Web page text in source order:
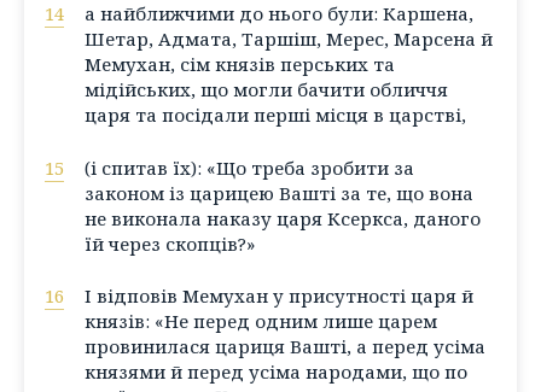
14
а найближчими до нього були: Каршена,
Шетар, Адмата, Таршіш, Мерес, Марсена й
Мемухан, сім князів перських та
мідійських, що могли бачити обличчя
царя та посідали перші місця в царстві,
15
(і спитав їх): «Що треба зробити за
законом із царицею Вашті за те, що вона
не виконала наказу царя Ксеркса, даного
їй через скопців?»
16
І відповів Мемухан у присутності царя й
князів: «Не перед одним лише царем
провинилася цариця Вашті, а перед усіма
князями й перед усіма народами, що по